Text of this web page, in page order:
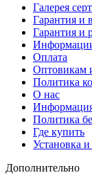
Галерея
Гарантия и
Гарантия и
Оплата
Оптовикам
Политика
О нас
Политика
Где купить
Установка
Дополнительно